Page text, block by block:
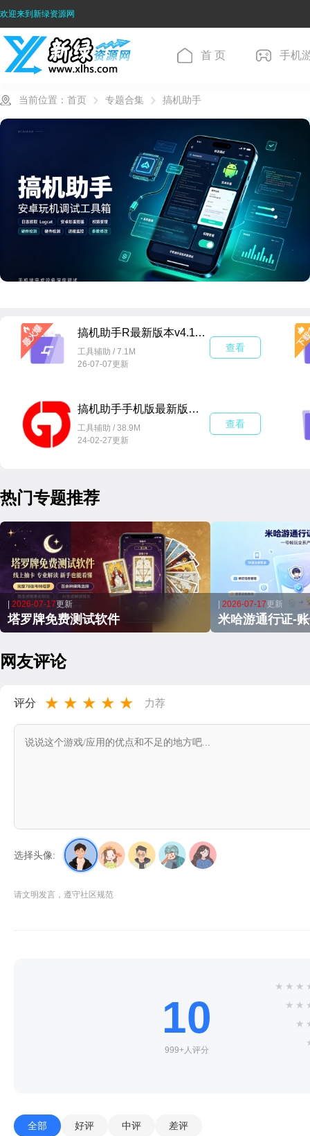
欢迎来到新绿资源网
首 页 手机
当前位置： 首页 专题合集 搞机助手
搞机助手R最新版本v4.11.1.2c22747 手机版
工具辅助 / 7.1M
26-07-07更新
查看
搞机助手手机版最新版下载v2.10.18免root版
工具辅助 / 38.9M
24-02-27更新
查看
热门专题推荐
2026-07-17更新
塔罗牌免费测试软件
2026-07-17更新
米哈游通行证-
网友评论
评分 ★ ★ ★ ★ ★ 力荐
选择头像:
请文明发言，遵守社区规范
10
999+人评分
★ ★ ★
★ ★
★
全部 好评 中评 差评